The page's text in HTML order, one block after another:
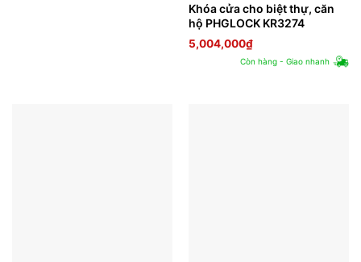
Khóa cửa cho biệt thự, căn
hộ PHGLOCK KR3274
5,004,000₫
Còn hàng - Giao nhanh